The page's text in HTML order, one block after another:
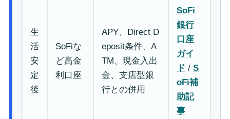
生
活
安
定
後
SoFiな
ど高金
利口座
APY、Direct D
eposit条件、A
TM、現金入出
金、支店型銀
行との併用
SoFi
銀行
口座
ガイ
ド / S
oFi補
助記
事